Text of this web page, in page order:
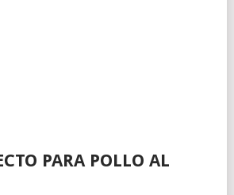
PARA POLLO AL